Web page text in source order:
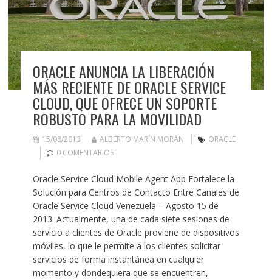
ORACLE ANUNCIA LA LIBERACIÓN
MÁS RECIENTE DE ORACLE SERVICE
CLOUD, QUE OFRECE UN SOPORTE
ROBUSTO PARA LA MOVILIDAD
15/08/2013 ALBERTO MARÍN MORÁN
ORACLE
0 COMENTARIOS
Oracle Service Cloud Mobile Agent App Fortalece la
Solución para Centros de Contacto Entre Canales de
Oracle Service Cloud Venezuela – Agosto 15 de
2013. Actualmente, una de cada siete sesiones de
servicio a clientes de Oracle proviene de dispositivos
móviles, lo que le permite a los clientes solicitar
servicios de forma instantánea en cualquier
momento y dondequiera que se encuentren,